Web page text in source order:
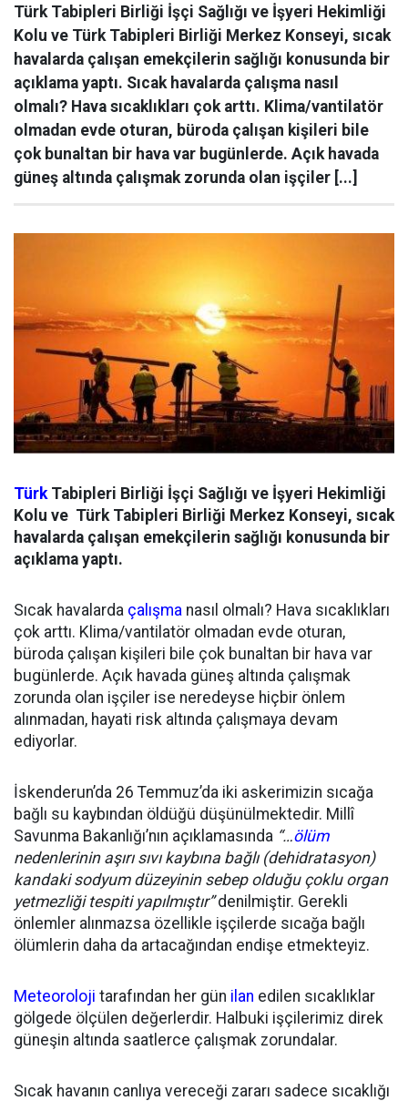
Türk Tabipleri Birliği İşçi Sağlığı ve İşyeri Hekimliği
Kolu ve Türk Tabipleri Birliği Merkez Konseyi, sıcak
havalarda çalışan emekçilerin sağlığı konusunda bir
açıklama yaptı. Sıcak havalarda çalışma nasıl
olmalı? Hava sıcaklıkları çok arttı. Klima/vantilatör
olmadan evde oturan, büroda çalışan kişileri bile
çok bunaltan bir hava var bugünlerde. Açık havada
güneş altında çalışmak zorunda olan işçiler [...]
Türk Tabipleri Birliği İşçi Sağlığı ve İşyeri Hekimliği
Kolu ve Türk Tabipleri Birliği Merkez Konseyi, sıcak
havalarda çalışan emekçilerin sağlığı konusunda bir
açıklama yaptı.
Sıcak havalarda çalışma nasıl olmalı? Hava sıcaklıkları
çok arttı. Klima/vantilatör olmadan evde oturan,
büroda çalışan kişileri bile çok bunaltan bir hava var
bugünlerde. Açık havada güneş altında çalışmak
zorunda olan işçiler ise neredeyse hiçbir önlem
alınmadan, hayati risk altında çalışmaya devam
ediyorlar.
İskenderun’da 26 Temmuz’da iki askerimizin sıcağa
bağlı su kaybından öldüğü düşünülmektedir. Millî
Savunma Bakanlığı’nın açıklamasında “…ölüm
nedenlerinin aşırı sıvı kaybına bağlı (dehidratasyon)
kandaki sodyum düzeyinin sebep olduğu çoklu organ
yetmezliği tespiti yapılmıştır”denilmiştir. Gerekli
önlemler alınmazsa özellikle işçilerde sıcağa bağlı
ölümlerin daha da artacağından endişe etmekteyiz.
Meteoroloji tarafından her gün ilan edilen sıcaklıklar
gölgede ölçülen değerlerdir. Halbuki işçilerimiz direk
güneşin altında saatlerce çalışmak zorundalar.
Sıcak havanın canlıya vereceği zararı sadece sıcaklığı